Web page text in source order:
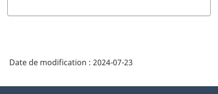
Date de modification : 2024-07-23